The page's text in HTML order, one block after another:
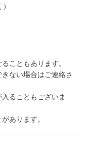
こともあります。
ない場合はご連絡さ
ることもございま
あります。